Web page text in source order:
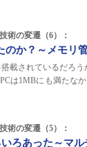
術の変遷（6）：
のか？～メモリ
載されているだろ
は1MBにも満たな
術の変遷（5）：
ろあった～マ